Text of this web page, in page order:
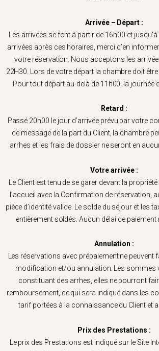
Arrivée – Départ :
Les arrivées se font à partir de 16h00 et
arrivées après ces horaires, merci d’en
votre réservation. Nous acceptons les
22H30. Lors de votre départ la chambre doit être
Pour tout départ au-delà de 11h00, la journée
Retard :
Passé 20h00 le jour d’arrivée prévu par votre
de message de la part du Client, la chambre
arrhes et les frais de dossier ne seront en
Votre arrivée :
Le Client est tenu de se garer devant la
l’accueil avec la Confirmation de réservation,
pièce d’identité valide. Le solde du séjour et les
entièrement soldés. Aucun délai de paiement
Annulation :
Les réservations avec prépaiement ne peuvent
modification et/ou annulation. Les sommes
constituant des arrhes, elles ne pourront
remboursement, ce qui sera indiqué dans les
tarif portées à la connaissance du Client et
Prix des Prestations :
Le prix des Prestations est indiqué sur le Site